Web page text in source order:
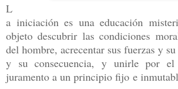
L
a iniciación es una educación
objeto descubrir las condiciones
del hombre, acrecentar sus fuerzas y
y su consecuencia, y unirle por
juramento a un principio fijo e